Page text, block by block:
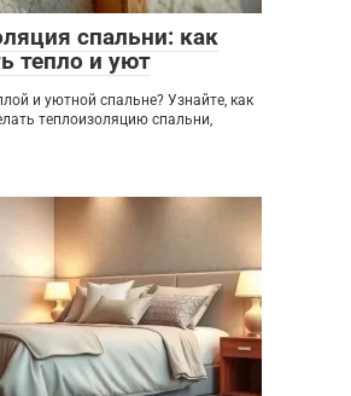
спальни: как
тепло и уют
и уютной спальне? Узнайте, как
теплоизоляцию спальни,